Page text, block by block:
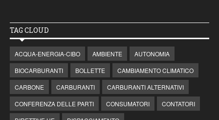
TAG CLOUD
ACQUA-ENERGIA-CIBO AMBIENTE
AUTONOMIA
BIOCARBURANTI
BOLLETTE
CAMBIAMENTO CLIMATICO
CARBONE
CARBURANTI
CARBURANTI ALTERNATIVI
CONFERENZA DELLE PARTI
CONSUMATORI
CONTATORI